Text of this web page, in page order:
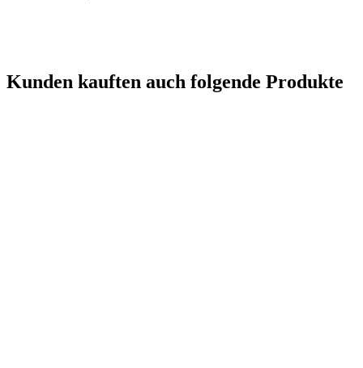
Kunden kauften auch folgende Produkte